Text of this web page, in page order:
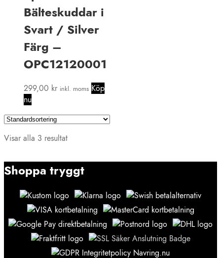
Bälteskuddar i
Svart / Silver
Färg –
OPC12120001
299,00 kr inkl. moms Köp
nu
Visar alla 3 resultat
Shoppa tryggt